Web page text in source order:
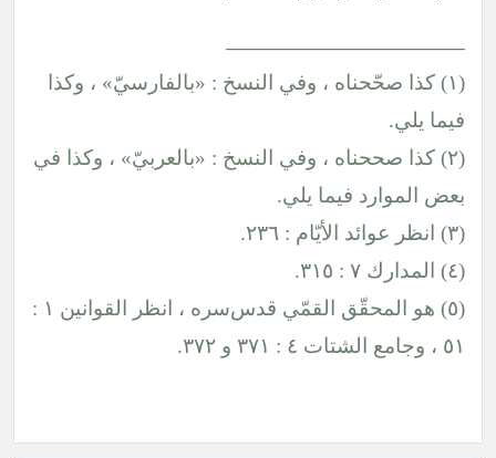
(١) كذا صحّحناه ، وفي النسخ : «بالفارسيّ» ، وكذا
فيما يلي.
(٢) كذا صححناه ، وفي النسخ : «بالعربيّ» ، وكذا في
بعض الموارد فيما يلي.
(٣) انظر عوائد الأيّام : ٢٣٦.
(٤) المدارك ٧ : ٣١٥.
(٥) هو المحقّق القمّي
قدس‌سره
، انظر القوانين ١ :
٥١ ، وجامع الشتات ٤ : ٣٧١ و ٣٧٢.